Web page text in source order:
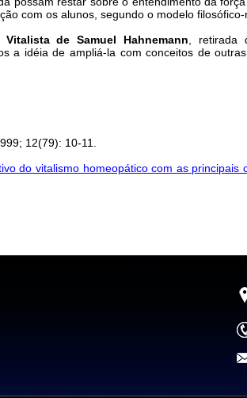
com os alunos, segundo o modelo filosófico-
Vitalista de Samuel Hahnemann , retirada
a idéia de ampliá-la com conceitos de
12(79): 10-11.
do vitalismo homeopático com as principais